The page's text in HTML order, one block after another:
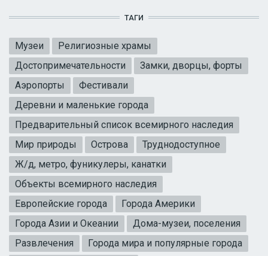
ТАГИ
Музеи
Религиозные храмы
Достопримечательности
Замки, дворцы, форты
Аэропорты
Фестивали
Деревни и маленькие города
Предварительный список всемирного наследия
Мир природы
Острова
Труднодоступное
Ж/д, метро, фуникулеры, канатки
Объекты всемирного наследия
Европейские города
Города Америки
Города Азии и Океании
Дома-музеи, поселения
Развлечения
Города мира и популярные города